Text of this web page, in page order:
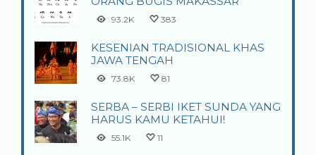
93.2K 383
KESENIAN TRADISIONAL KHAS
JAWA TENGAH
73.8K 81
SERBA – SERBI IKET SUNDA YANG
HARUS KAMU KETAHUI!
55.1K 11